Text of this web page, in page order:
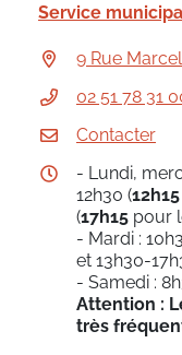
Service
9 Rue
02 51 78 31
Contacter
- Lundi,
12h30 (12h15
(17h15 pour
- Mardi :
et 13h30-
- Samedi :
Attention :
très